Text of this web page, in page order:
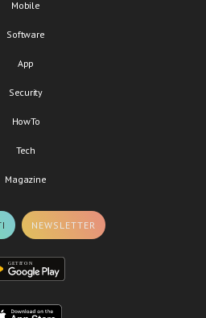
Mobile
Software
App
Security
HowTo
Tech
Magazine
NEWSLETTER